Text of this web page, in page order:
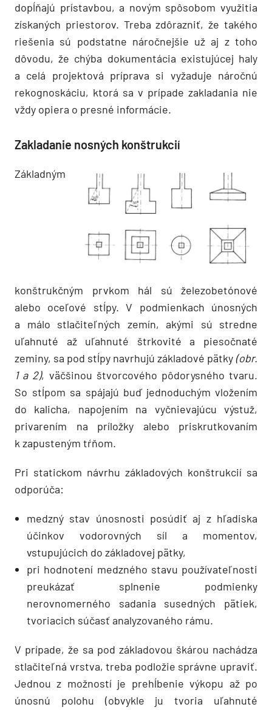
dopĺňajú prístavbou, a novým spôsobom využitia
získaných priestorov. Treba zdôrazniť, že takého
riešenia sú podstatne náročnejšie už aj z toho
dôvodu, že chýba dokumentácia existujúcej haly
a celá projektová príprava si vyžaduje náročnú
rekognoskáciu, ktorá sa v prípade zakladania nie
vždy opiera o presné informácie.
Zakladanie nosných konštrukcií
Základným
konštrukčným prvkom hál sú železobetónové
alebo oceľové stĺpy. V podmienkach únosných
a málo stlačiteľných zemín, akými sú stredne
uľahnuté až uľahnuté štrkovité a piesočnaté
zeminy, sa pod stĺpy navrhujú základové pätky(obr.
1 a 2), väčšinou štvorcového pôdorysného tvaru.
So stĺpom sa spájajú buď jednoduchým vložením
do kalicha, napojením na vyčnievajúcu výstuž,
privarením na príložky alebo priskrutkovaním
k zapusteným tŕňom.
Pri statickom návrhu základových konštrukcií sa
odporúča:
medzný stav únosnosti posúdiť aj z hľadiska
účinkov vodorovných síl a momentov,
vstupujúcich do základovej pätky,
pri hodnotení medzného stavu používateľnosti
preukázať splnenie podmienky
nerovnomerného sadania susedných pätiek,
tvoriacich súčasť analyzovaného rámu.
V prípade, že sa pod základovou škárou nachádza
stlačiteľná vrstva, treba podložie správne upraviť.
Jednou z možností je prehĺbenie výkopu až po
únosnú polohu (obvykle ju tvoria uľahnuté